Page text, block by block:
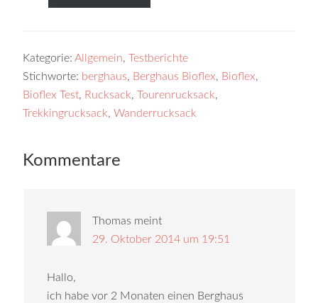
Kategorie:Allgemein,Testberichte
Stichworte: berghaus, Berghaus Bioflex, Bioflex,
Bioflex Test, Rucksack,Tourenrucksack,
Trekkingrucksack,Wanderrucksack
Kommentare
Thomas meint
29. Oktober 2014 um 19:51
Hallo,
ich habe vor 2 Monaten einen Berghaus